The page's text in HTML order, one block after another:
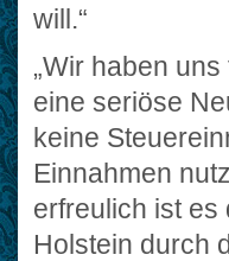
will.“
„Wir haben
eine seriöse
keine
Einnahmen
erfreulich ist es
Holstein durch